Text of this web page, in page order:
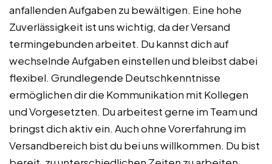
anfallenden Aufgaben zu bewältigen. Eine hohe
Zuverlässigkeit ist uns wichtig, da der Versand
termingebunden arbeitet. Du kannst dich auf
wechselnde Aufgaben einstellen und bleibst dabei
flexibel. Grundlegende Deutschkenntnisse
ermöglichen dir die Kommunikation mit Kollegen
und Vorgesetzten. Du arbeitest gerne im Team und
bringst dich aktiv ein. Auch ohne Vorerfahrung im
Versandbereich bist du bei uns willkommen. Du bist